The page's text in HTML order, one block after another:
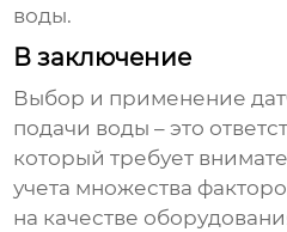
воды.
В заключение
Выбор и применение
подачи воды – это
который требует
учета множества
на качестве